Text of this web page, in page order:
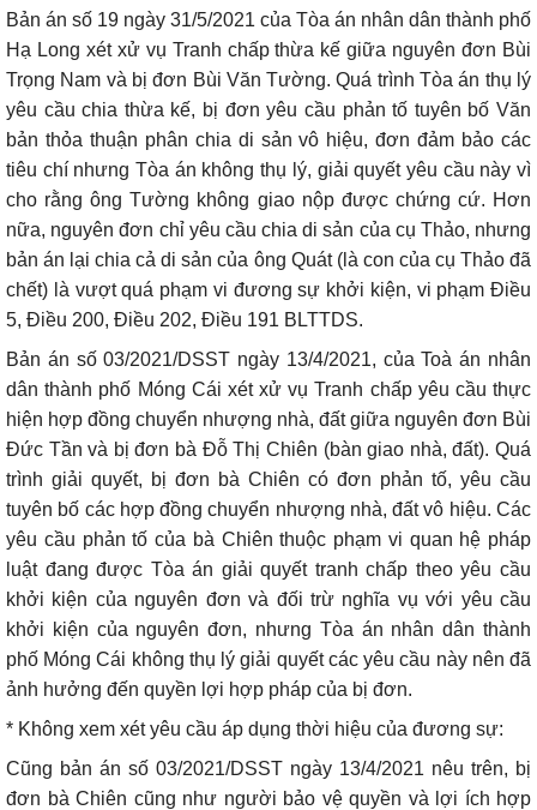
Bản án số 19 ngày 31/5/2021 của Tòa án nhân dân thành phố
Hạ Long xét xử vụ Tranh chấp thừa kế giữa nguyên đơn Bùi
Trọng Nam và bị đơn Bùi Văn Tường. Quá trình Tòa án thụ lý
yêu cầu chia thừa kế, bị đơn yêu cầu phản tố tuyên bố Văn
bản thỏa thuận phân chia di sản vô hiệu, đơn đảm bảo các
tiêu chí nhưng Tòa án không thụ lý, giải quyết yêu cầu này vì
cho rằng ông Tường không giao nộp được chứng cứ. Hơn
nữa, nguyên đơn chỉ yêu cầu chia di sản của cụ Thảo, nhưng
bản án lại chia cả di sản của ông Quát (là con của cụ Thảo đã
chết) là vượt quá phạm vi đương sự khởi kiện, vi phạm Điều
5, Điều 200, Điều 202, Điều 191 BLTTDS.
Bản án số 03/2021/DSST ngày 13/4/2021, của Toà án nhân
dân thành phố Móng Cái xét xử vụ Tranh chấp yêu cầu thực
hiện hợp đồng chuyển nhượng nhà, đất giữa nguyên đơn Bùi
Đức Tần và bị đơn bà Đỗ Thị Chiên (bàn giao nhà, đất). Quá
trình giải quyết, bị đơn bà Chiên có đơn phản tố, yêu cầu
tuyên bố các hợp đồng chuyển nhượng nhà, đất vô hiệu. Các
yêu cầu phản tố của bà Chiên thuộc phạm vi quan hệ pháp
luật đang được Tòa án giải quyết tranh chấp theo yêu cầu
khởi kiện của nguyên đơn và đối trừ nghĩa vụ với yêu cầu
khởi kiện của nguyên đơn, nhưng Tòa án nhân dân thành
phố Móng Cái không thụ lý giải quyết các yêu cầu này nên đã
ảnh hưởng đến quyền lợi hợp pháp của bị đơn.
* Không xem xét yêu cầu áp dụng thời hiệu của đương sự:
Cũng bản án số 03/2021/DSST ngày 13/4/2021 nêu trên, bị
đơn bà Chiên cũng như người bảo vệ quyền và lợi ích hợp